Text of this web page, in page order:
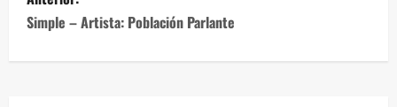
Simple – Artista: Población Parlante